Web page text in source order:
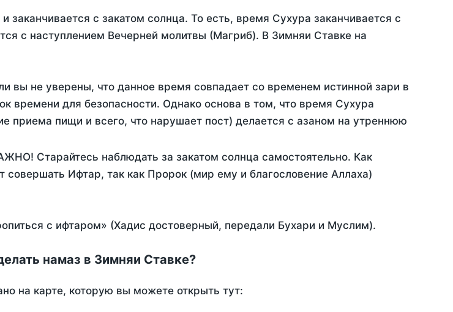
с закатом солнца. То есть, время Сухура заканчивается с
с наступлением Вечерней молитвы (Магриб). В Зимняи Ставке на
вы не уверены, что данное время совпадает со временем истинной зари в
времени для безопасности. Однако основа в том, что время Сухура
пищи и всего, что нарушает пост) делается с азаном на утреннюю
Старайтесь наблюдать за закатом солнца самостоятельно. Как
совершать Ифтар, так как Пророк (мир ему и благословение Аллаха)
с ифтаром» (Хадис достоверный, передали Бухари и Муслим).
намаз в Зимняи Ставке?
на карте, которую вы можете открыть тут: